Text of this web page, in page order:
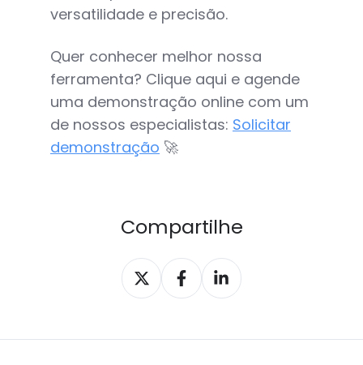
versatilidade e precisão.
Quer conhecer melhor nossa
ferramenta? Clique aqui e agende
uma demonstração online com um
de nossos especialistas: Solicitar
demonstração 🚀
Compartilhe
Compartilhar
X
Compartilhar
Facebook
Compartilhar
LinkedIn